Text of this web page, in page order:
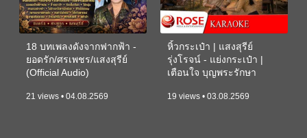
18 บทเพลงดังจากฟากฟ้า -
ยอดรัก/ศรเพชร/แสงสุรีย์
(Official Audio)
21 views • 04.08.2569
หิ้วกระเป๋า | แสงสุรีย์
รุ่งโรจน์ - แย่งกระเป๋า |
เตือนใจ บุญพระรักษา
19 views • 03.08.2569